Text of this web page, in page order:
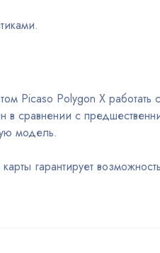
Picaso Polygon X работать
в сравнении с
модель.
гарантирует